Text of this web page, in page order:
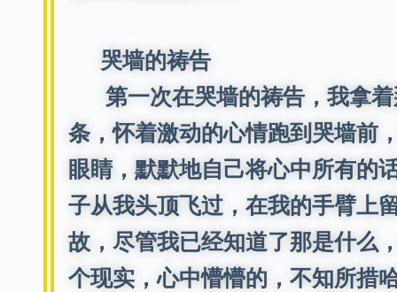
哭墙的祷告
第一次在哭墙的祷告，我拿着
条，怀着激动的心情跑到哭墙前
眼睛，默默地自己将心中所有的
子从我头顶飞过，在我的手臂上
故，尽管我已经知道了那是什么
个现实，心中懵懵的，不知所措